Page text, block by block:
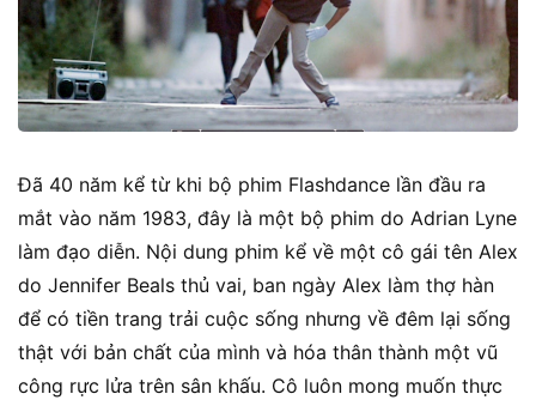
Đã 40 năm kể từ khi bộ phim Flashdance lần đầu ra
mắt vào năm 1983, đây là một bộ phim do Adrian Lyne
làm đạo diễn. Nội dung phim kể về một cô gái tên Alex
do Jennifer Beals thủ vai, ban ngày Alex làm thợ hàn
để có tiền trang trải cuộc sống nhưng về đêm lại sống
thật với bản chất của mình và hóa thân thành một vũ
công rực lửa trên sân khấu. Cô luôn mong muốn thực